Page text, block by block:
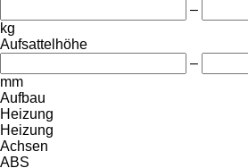
–
kg
Aufsattelhöhe
–
mm
Aufbau
Heizung
Heizung
Achsen
ABS